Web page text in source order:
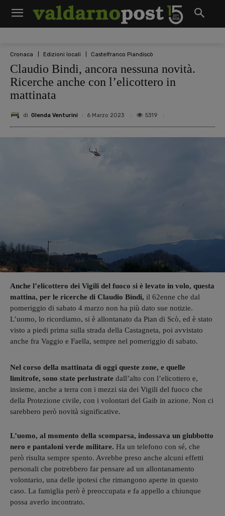
Cronaca Edizioni locali Castelfranco Piandiscò
Claudio Bindi, ancora nessuna novità.
Ricerche anche con l’elicottero in
mattinata
di Glenda Venturini 6 Marzo 2023 5319
Anche l’elicottero dei Vigili del fuoco si è levato in volo, questa
mattina, per le ricerche di Claudio Bindi, il 62enne che dal
pomeriggio di sabato 4 marzo non ha più dato sue notizie.
L’uomo, lo ricordiamo, si è allontanato da Pian di Scò, ed è stato
visto a piedi prima sulla strada della Castagneta, poi avvistato
anche fra Vaggio e Faella, sempre nel pomeriggio di sabato.
Nel corso della mattinata di oggi queste zone, e quelle
limitrofe, sono state perlustrate dall’alto con l’elicottero e,
insieme, anche a terra con i mezzi sia dei Vigili del fuoco che
della Protezione civile, con i volontari del Gaib in azione. Non ci
sarebbero però novità significative.
L’uomo, al momento della scomparsa, indossava un giubbotto
nero e pantaloni verde militare. Ha un telefono con sé, che
però risulta sempre spento. Avrebbe preso anche alcuni effetti
personali che potrebbero far pensare ad un allontanamento
volontario, una delle ipotesi che rimangono aperte in questo
caso. La famiglia però è preoccupata e fa appello a chiunque
possa averlo incontrato.